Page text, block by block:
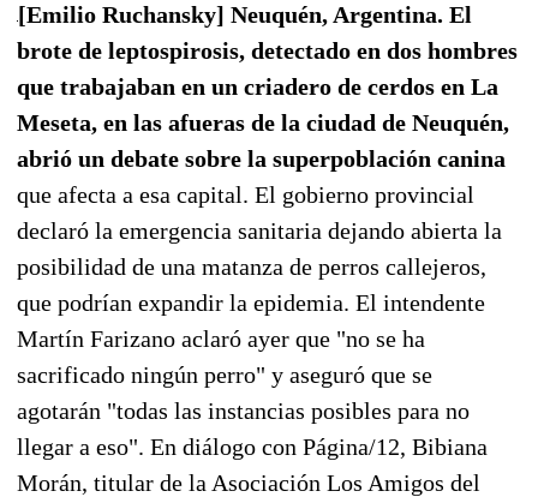
[Emilio Ruchansky] Neuquén, Argentina. El
brote de leptospirosis, detectado en dos hombres
que trabajaban en un criadero de cerdos en La
Meseta, en las afueras de la ciudad de Neuquén,
abrió un debate sobre la superpoblación canina
que afecta a esa capital. El gobierno provincial
declaró la emergencia sanitaria dejando abierta la
posibilidad de una matanza de perros callejeros,
que podrían expandir la epidemia. El intendente
Martín Farizano aclaró ayer que "no se ha
sacrificado ningún perro" y aseguró que se
agotarán "todas las instancias posibles para no
llegar a eso". En diálogo con Página/12, Bibiana
Morán, titular de la Asociación Los Amigos del